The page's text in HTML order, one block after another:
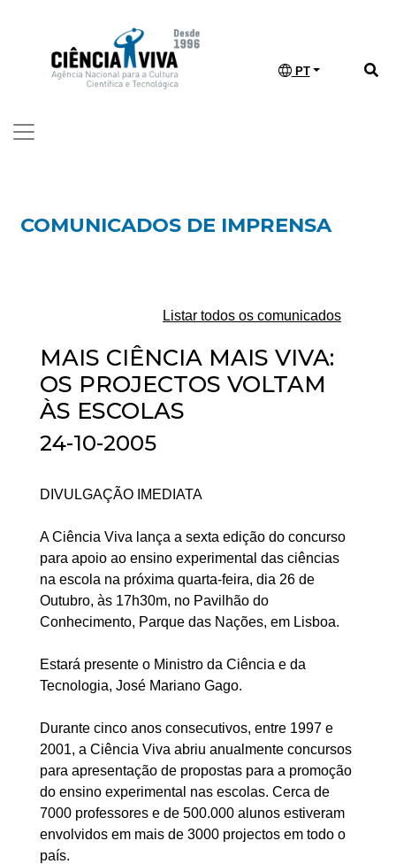
PT
COMUNICADOS DE IMPRENSA
Listar todos os comunicados
MAIS CIÊNCIA MAIS VIVA:
OS PROJECTOS VOLTAM
ÀS ESCOLAS
24-10-2005
DIVULGAÇÃO IMEDIATA
A Ciência Viva lança a sexta edição do concurso
para apoio ao ensino experimental das ciências
na escola na próxima quarta-feira, dia 26 de
Outubro, às 17h30m, no Pavilhão do
Conhecimento, Parque das Nações, em Lisboa.
Estará presente o Ministro da Ciência e da
Tecnologia, José Mariano Gago.
Durante cinco anos consecutivos, entre 1997 e
2001, a Ciência Viva abriu anualmente concursos
para apresentação de propostas para a promoção
do ensino experimental nas escolas. Cerca de
7000 professores e de 500.000 alunos estiveram
envolvidos em mais de 3000 projectos em todo o
país.